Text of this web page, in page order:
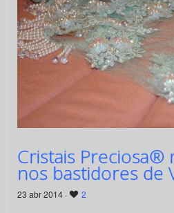
Cristais Preciosa®
nos bastidores de
23 abr 2014 · 2